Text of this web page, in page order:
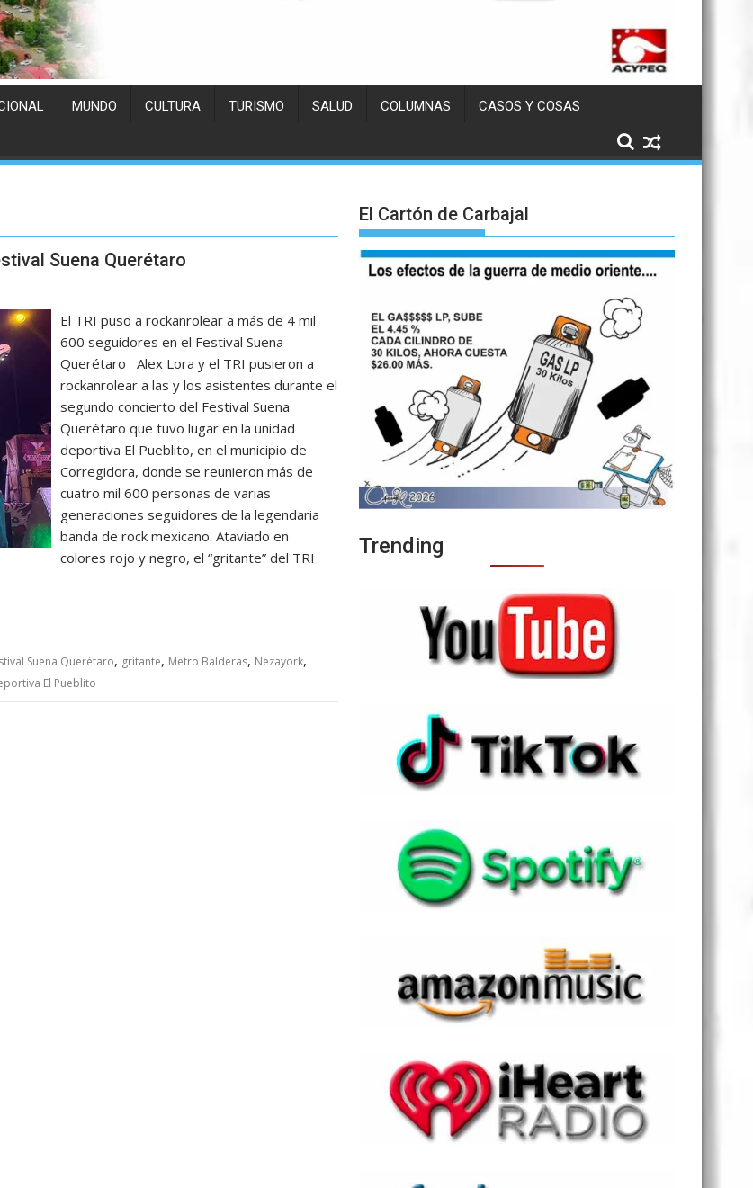
MUNDO CULTURA TURISMO SALUD COLUMNAS CASOS Y COSAS
Suena Querétaro
El TRI puso a rockanrolear a más de 4 mil
600 seguidores en el Festival Suena
Querétaro Alex Lora y el TRI pusieron a
rockanrolear a las y los asistentes durante el
segundo concierto del Festival Suena
Querétaro que tuvo lugar en la unidad
deportiva El Pueblito, en el municipio de
Corregidora, donde se reunieron más de
cuatro mil 600 personas de varias
generaciones seguidores de la legendaria
banda de rock mexicano. Ataviado en
colores rojo y negro, el “gritante” del TRI
Suena Querétaro, gritante, Metro Balderas, Nezayork,
El Pueblito
El Cartón de Carbajal
Trending